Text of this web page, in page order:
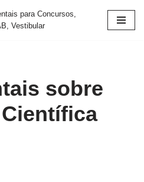
para Concursos,
Vestibular
sobre